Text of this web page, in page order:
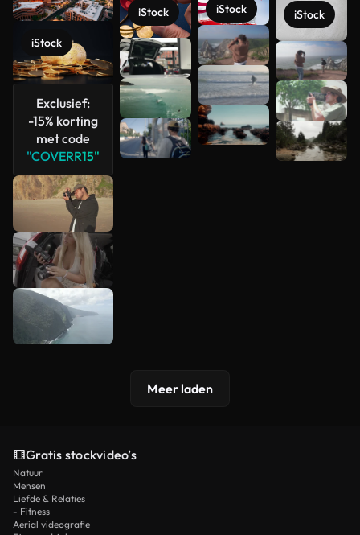
iStock
Exclusief:
-15% korting
met code
"COVERR15"
iStock iStock iStock
Meer
bekijken
Meer laden
Gratis stockvideo’s
Natuur
Mensen
Liefde & Relaties
- Fitness
Aerial videografie